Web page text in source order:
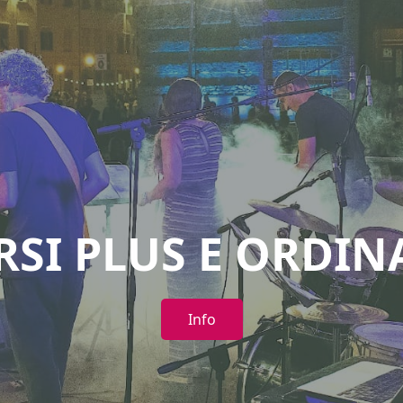
PLUS E
Info